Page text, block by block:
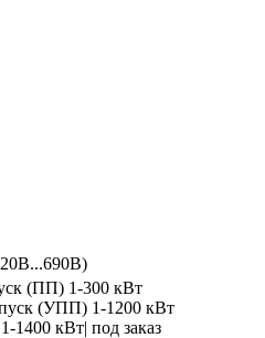
(ПП) 1-300 кВт
(УПП) 1-1200 кВт
1400 кВт| под заказ